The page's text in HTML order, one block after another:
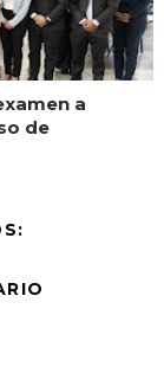
a
de